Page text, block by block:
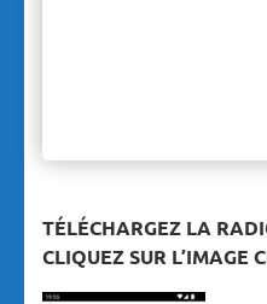
TÉLÉCHARGEZ LA
CLIQUEZ SUR L’IMAGE